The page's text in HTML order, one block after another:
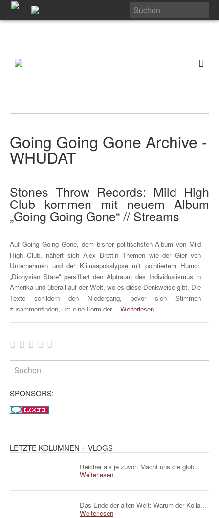
Going Going Gone Archive -
WHUDAT
Stones Throw Records: Mild High
Club kommen mit neuem Album
„Going Going Gone“ // Streams
Auf Going Going Gone, dem bisher politischsten Album von Mild
High Club, nähert sich Alex Brettin Themen wie der Gier von
Unternehmen und der Klimaapokalypse mit pointiertem Humor.
„Dionysian State“ persifliert den Alptraum des Individualismus in
Amerika und überall auf der Welt, wo es diese Denkweise gibt. Die
Texte schildern den Niedergang, bevor sich Stimmen
zusammenfinden, um eine Form der… Weiterlesen
SPONSORS:
LETZTE KOLUMNEN + VLOGS
Reicher als je zuvor: Macht uns die glob...
Weiterlesen
Das Ende der alten Welt: Warum der Kolla...
Weiterlesen